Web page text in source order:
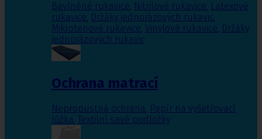
Bavlněné rukavice, Nitrilové rukavice, Latexové
rukavice, Držáky jednorázových rukavic,
Mikrotenové rukavice, Vinylové rukavice, Držáky
jednorázových rukavic
Ochrana matrací
Nepropustná ochrana, Papír na vyšetřovací
lůžka, Textilní savé podložky